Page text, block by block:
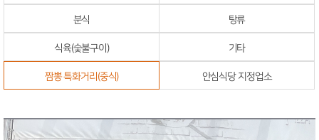
분식 탕류
식육(숯불구이) 기타
짬뽕 특화거리(중식) 안심식당 지정업소